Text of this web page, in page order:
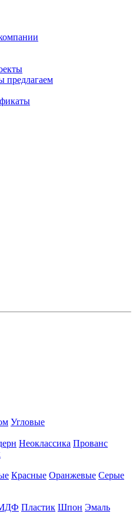
предлагаем
Угловые
Неоклассика Прованс
Красные Оранжевые Серые
Пластик Шпон Эмаль